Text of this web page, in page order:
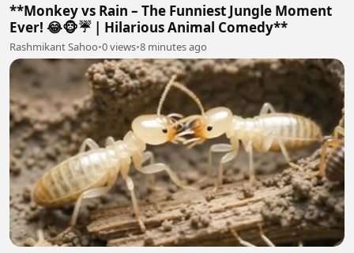
**Monkey vs Rain – The Funniest Jungle Moment
Ever! 😂🐵☔ | Hilarious Animal Comedy**
Rashmikant Sahoo•0 views•8 minutes ago